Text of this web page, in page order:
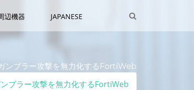
辺機器 JAPANESE
ンブラー攻撃を無力化するFortiWeb
ブラー攻撃を無力化するFortiWeb